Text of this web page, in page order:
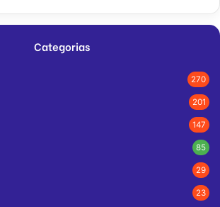
Categorias
270
201
147
85
29
23